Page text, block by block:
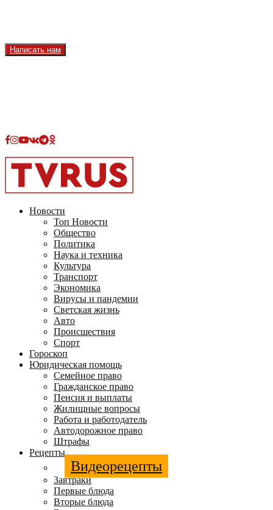
Написать нам
Facebook
Instagram
Youtube
VkTelegram
OK
Новости
Топ Новости
Общество
Политика
Наука и техника
Культура
Транспорт
Экономика
Вирусы и пандемии
Светская жизнь
Авто
Происшествия
Спорт
Гороскоп
Юридическая помощь
Семейное право
Гражданское право
Пенсия и выплаты
Жилищные вопросы
Работа и работодатель
Автодорожное право
Штрафы
Рецепты
Видеорецепты
Завтраки
Первые блюда
Вторые блюда